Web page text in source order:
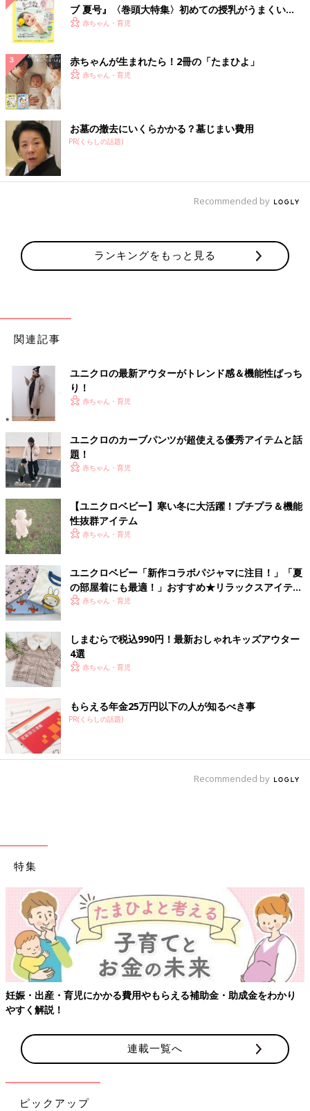
ブ 夏号』〈巻頭大特集〉初めての授乳がうまくい
く！ おっぱい・ミルクの基本と夏のトラブル 解決テ
赤ちゃん・育児
赤ちゃんが生まれたら！2冊の「たまひよ」
赤ちゃん・育児
お墓の撤去にいくらかかる？墓じまい費用
PR(くらしの話題)
Recommended by
ランキングをもっと見る
関連記事
ユニクロの最新アウターがトレンド感＆機能性ばっち
り！
赤ちゃん・育児
ユニクロのカーブパンツが超使える優秀アイテムと話
題！
赤ちゃん・育児
【ユニクロベビー】寒い冬に大活躍！プチプラ＆機能
性抜群アイテム
赤ちゃん・育児
ユニクロベビー「新作コラボパジャマに注目！」「夏
の部屋着にも最適！」おすすめ★リラックスアイテム
5選赤ちゃん・育児
しまむらで税込990円！最新おしゃれキッズアウター
4選
赤ちゃん・育児
もらえる年金25万円以下の人が知るべき事
PR(くらしの話題)
Recommended by
特集
かかる費用やもらえる補助金・助成金をわかり
【ワクチン接種
連載一覧へ
ピックアップ